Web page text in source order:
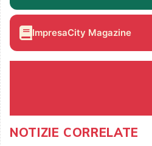
ImpresaCity Magazine
NOTIZIE CORRELATE